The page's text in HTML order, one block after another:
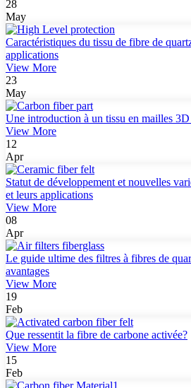
28
May
Caractéristiques du tissu de fibre de
applications
View More
23
May
Une introduction à un tissu en mailles
View More
12
Apr
Statut de développement et nouvelles
et leurs applications
View More
08
Apr
Le guide ultime des filtres à fibres de
avantages
View More
19
Feb
Que ressentit la fibre de carbone activée?
View More
15
Feb